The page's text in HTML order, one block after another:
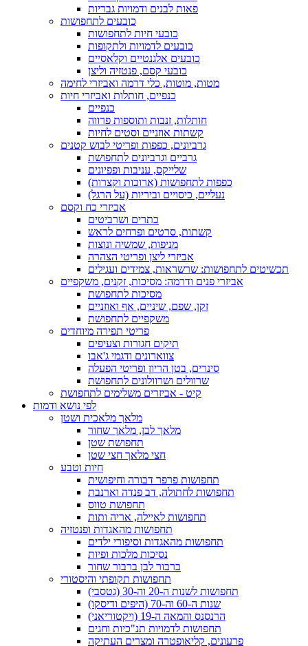
פאות לבנים ודמויות גבריות
כובעים לתחפושות
כובעי חיות לתחפושות
כובעים לדמויות ולתקופות
כובעים אלגנטיים וקלאסיים
כובעי קסם, פנטזיה וליצן
מטות, מוטות, כלי דרמה ואביזרי לחימה
כנפיים, חותלות ואביזרי חיות
כנפיים
חותלות, זנבות ותוספות פרווה
קשתות אוזניים וסטים לחיות
גרביונים, כפפות ופריטי לבוש קטנים
גרביים וגרביונים לתחפושת
שלייקס, עניבות ופפיונים
כפפות לתחפושות (ארוכות וקצרות)
נעליים, כיסויים וביריות (על הרגל)
אביזרי כח וקסם
כתרים ושרביטים
קשתות, סרטים ופרחים לראש
מניפות, שמשיה ונוצות
אביזרי ליצן ופריטי הצהרה
תכשיטים לתחפושות: שרשראות, צמידים ועגילים
אביזרי פנים ודרמה: מסיכות, זקנים, משקפיים
מסיכות לתחפושת
זקן, שפם, שיניים, אף ואוזניים
משקפיים לתחפושת
פריטי תפירה מיוחדים
תיקים חגורות וצעיפים
צווארונים ודגמי ג'אבו
סינרים, בטן הריון ופריטי הפעלה
שרוולים ושרוולונים לתחפושת
קיט - אביזרים משלימים לתחפושת
לפי נושא ודמות
מלאך מלאכית ושטן
מלאך לבן, מלאך שחור
תחפושת שטן
חצי מלאך חצי שטן
חיות וטבע
תחפושות פרפר דבורה וחיפושית
תחפושות לחתולה, דב פנדה וארנבת
תחפושת טווס
תחפושות לאיילה, אריה ותות
תחפושות מהאגדות ופנטזיה
תחפושות מהאגדות וסיפורי ילדים
נסיכות מלכות ופיות
ברבור לבן ברבור שחור
תחפושות תקופתי והיסטורי
תחפושות לשנות ה-20 וה-30 (גטסבי)
שנות ה-60 וה-70 (היפים ודיסקו)
הרנסנס והמאה ה-19 (ויקטוריאני)
תחפושות לדמויות תנ"כיות וחגים
פרעונים, קליאופטרה ומצרים העתיקה